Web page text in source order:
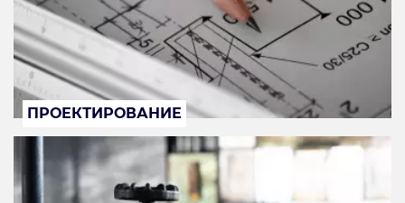
ПРОЕКТИРОВАНИЕ